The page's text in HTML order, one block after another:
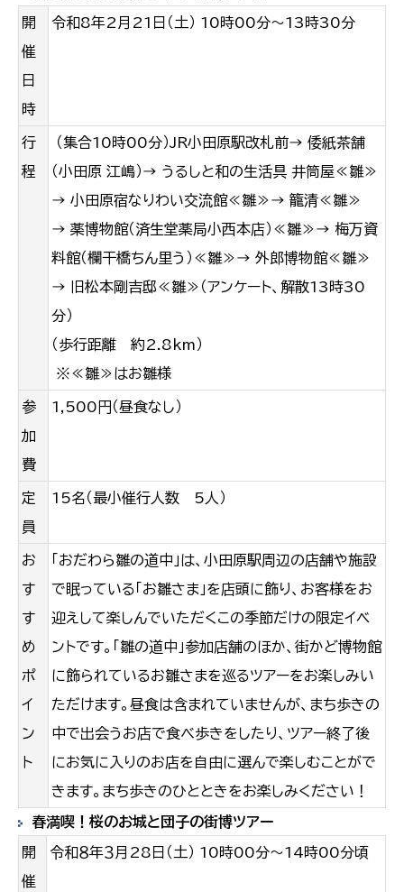
開
催
日
時
令和8年2月21日（土） 10時00分～13時30分
行
程
（集合10時00分）JR小田原駅改札前→ 倭紙茶舗
（小田原 江嶋）→ うるしと和の生活具 井筒屋≪雛≫
→ 小田原宿なりわい交流館≪雛≫→ 籠清≪雛≫
→ 薬博物館（済生堂薬局小西本店）≪雛≫→ 梅万資
料館（欄干橋ちん里う）≪雛≫→ 外郎博物館≪雛≫
→ 旧松本剛吉邸≪雛≫（アンケート、解散13時30
分）
（歩行距離 約2.8km）
※≪雛≫はお雛様
参
加
費
1,500円（昼食なし）
定
員
15名（最小催行人数 5人）
お
す
す
め
ポ
イ
ン
ト
「おだわら雛の道中」は、小田原駅周辺の店舗や施設
で眠っている「お雛さま」を店頭に飾り、お客様をお
迎え して楽しんでいただくこの季節だけの限定イベ
ントです。「雛の道中」参加店舗のほか、街かど博物館
に飾られているお雛さまを巡るツアーをお楽しみい
ただけます。昼食は含まれていませんが、まち歩きの
中で出会うお店で食べ歩きをしたり、ツアー終了後
にお気に入りのお店を自由に選んで楽しむことがで
きます。まち歩きのひとときをお楽しみください！
春満喫！桜のお城と団子の街博ツアー
開
催
令和８年３月28日（土） 10時00分～14時00分頃